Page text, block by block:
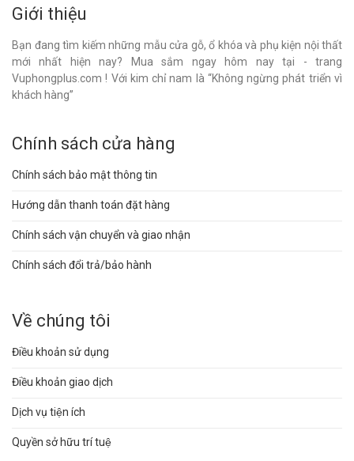
Giới thiệu
Bạn đang tìm kiếm những mẫu cửa gỗ, ổ khóa và phụ kiện nội thất
mới nhất hiện nay? Mua sắm ngay hôm nay tại - trang
Vuphongplus.com ! Với kim chỉ nam là “Không ngừng phát triển vì
khách hàng”
Chính sách cửa hàng
Chính sách bảo mật thông tin
Hướng dẫn thanh toán đặt hàng
Chính sách vận chuyển và giao nhận
Chính sách đổi trả/bảo hành
Về chúng tôi
Điều khoản sử dụng
Điều khoản giao dịch
Dịch vụ tiện ích
Quyền sở hữu trí tuệ